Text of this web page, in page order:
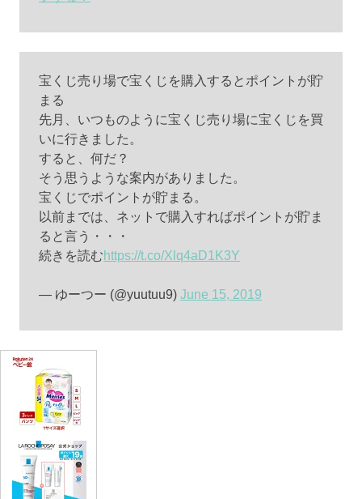
宝くじ売り場で宝くじを購入するとポイントが貯
まる
先月、いつものように宝くじ売り場に宝くじを買
いに行きました。
すると、何だ？
そう思うような案内がありました。
宝くじでポイントが貯まる。
以前までは、ネットで購入すればポイントが貯ま
ると言う・・・
続きを読むhttps://t.co/Xlq4aD1K3Y
— ゆーつー (@yuutuu9) June 15, 2019